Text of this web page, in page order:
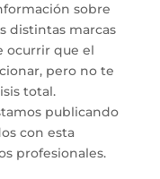
sobre
distintas marcas
ocurrir que el
pero no te
total.
publicando
con esta
profesionales.